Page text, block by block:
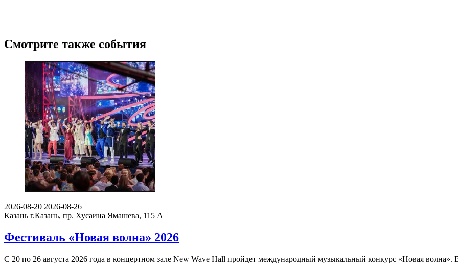
Смотрите также события
2026-08-20 2026-08-26
Казань г.Казань, пр. Хусаина Ямашева, 115 A
Фестиваль «Новая волна» 2026
С 20 по 26 августа 2026 года в концертном зале New Wave Hall пройдет международный музыкальный конкурс «Новая волна».